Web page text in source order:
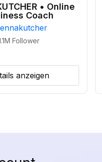
• Online
Coach
Follower
anzeigen